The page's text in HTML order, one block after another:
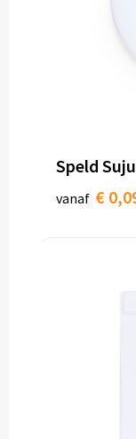
Speld Suju
vanaf €